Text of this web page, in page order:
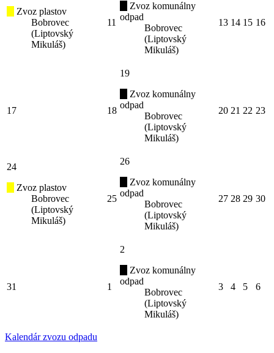
Zvoz plastov
Bobrovec
(Liptovský
Mikuláš)
11
Zvoz komunálny
odpad
Bobrovec
(Liptovský
Mikuláš)
13 14 15 16
17 18
19
Zvoz komunálny
odpad
Bobrovec
(Liptovský
Mikuláš)
20 21 22 23
24
Zvoz plastov
Bobrovec
(Liptovský
Mikuláš)
25
26
Zvoz komunálny
odpad
Bobrovec
(Liptovský
Mikuláš)
27 28 29 30
31 1
2
Zvoz komunálny
odpad
Bobrovec
(Liptovský
Mikuláš)
3 4 5 6
Kalendár zvozu odpadu